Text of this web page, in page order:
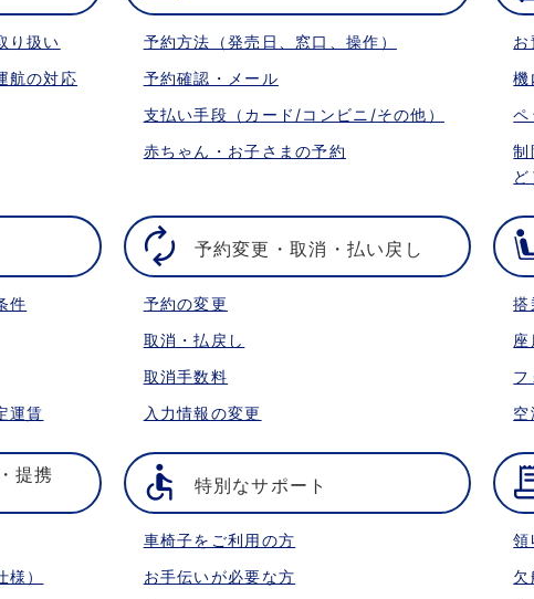
り扱い
航の対応
予約方法（発売日、窓口、操作）
予約確認・メール
支払い手段（カード/コンビニ/その他）
赤ちゃん・お子さまの予約
お
機
ペ
制
ど
件
運賃
予約変更・取消・払い戻し
予約の変更
取消・払戻し
取消手数料
入力情報の変更
搭
座
フ
空
提携
）
特別なサポート
車椅子をご利用の方
お手伝いが必要な方
領
欠